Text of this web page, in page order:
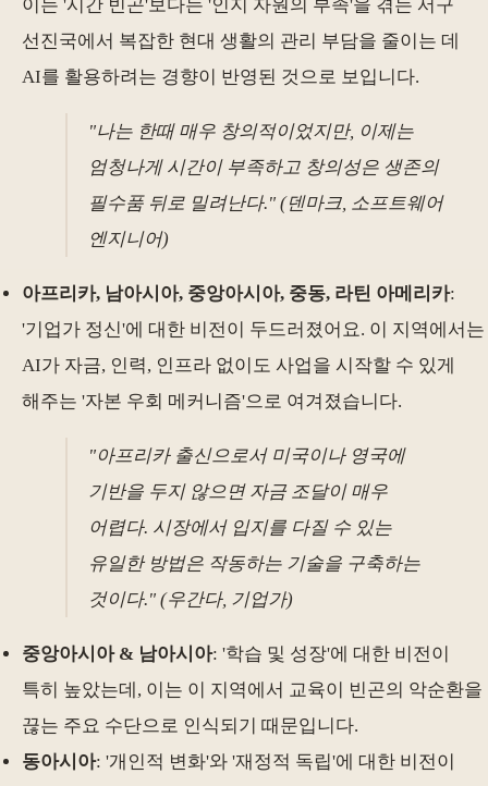
이는 '시간 빈곤'보다는 '인지 자원의 부족'을 겪는 서구
선진국에서 복잡한 현대 생활의 관리 부담을 줄이는 데
AI를 활용하려는 경향이 반영된 것으로 보입니다.
"나는 한때 매우 창의적이었지만, 이제는
엄청나게 시간이 부족하고 창의성은 생존의
필수품 뒤로 밀려난다." (덴마크, 소프트웨어
엔지니어)
아프리카, 남아시아, 중앙아시아, 중동, 라틴 아메리카:
'기업가 정신'에 대한 비전이 두드러졌어요. 이 지역에서는
AI가 자금, 인력, 인프라 없이도 사업을 시작할 수 있게
해주는 '자본 우회 메커니즘'으로 여겨졌습니다.
"아프리카 출신으로서 미국이나 영국에
기반을 두지 않으면 자금 조달이 매우
어렵다. 시장에서 입지를 다질 수 있는
유일한 방법은 작동하는 기술을 구축하는
것이다." (우간다, 기업가)
중앙아시아 & 남아시아: '학습 및 성장'에 대한 비전이
특히 높았는데, 이는 이 지역에서 교육이 빈곤의 악순환을
끊는 주요 수단으로 인식되기 때문입니다.
동아시아: '개인적 변화'와 '재정적 독립'에 대한 비전이